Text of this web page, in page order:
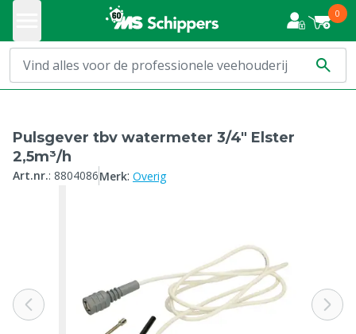
0
Pulsgever tbv watermeter 3/4" Elster
2,5m³/h
Art.nr.: 8804086Merk: Overig